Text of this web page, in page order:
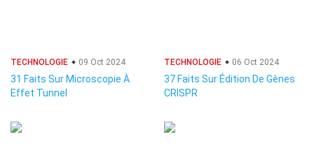
TECHNOLOGIE 09 Oct 2024
31 Faits Sur Microscopie À
Effet Tunnel
TECHNOLOGIE 06 Oct 2024
37 Faits Sur Édition De Gènes
CRISPR